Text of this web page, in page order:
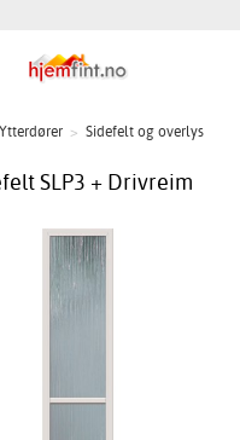
Ytterdører > Sidefelt og overlys
SLP3 + Drivreim